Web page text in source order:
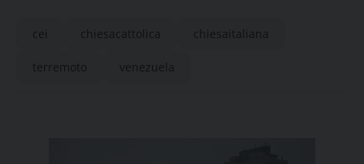
cei chiesacattolica chiesaitaliana
terremoto venezuela